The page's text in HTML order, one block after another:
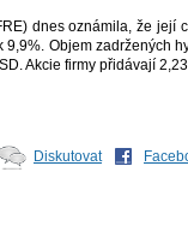
dnes oznámila, že její
9,9%. Objem zadržených
Akcie firmy přidávají
Diskutovat